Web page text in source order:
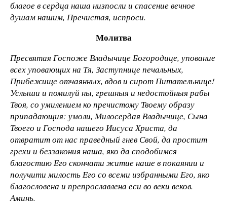
благое в сердца наша низпосли и спасение вечное
душам нашим, Пречистая, испроси.
Молитва
Пресвятая Госпоже Владычице Богородице, упование
всех уповающих на Тя, Заступнице печальных,
Прибежище отчаянных, вдов и сирот Питательнице!
Услыши и помилуй ны, грешныя и недостойныя рабы
Твоя, со умилением ко пречистому Твоему образу
припадающия: умоли, Милосердая Владычице, Сына
Твоего и Господа нашего Иисуса Христа, да
отвратит от нас праведный гнев Свой, да простит
грехи и беззакония наша, яко да сподобимся
благостию Его скончати житие наше в покаянии и
получити милость Его со всеми избранными Его, яко
благословена и препрославлена еси во веки веков.
Аминь.